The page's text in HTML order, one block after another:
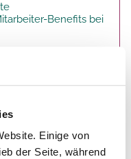
Einige von
der Seite, während
Benefits bei
du auf vielfältige